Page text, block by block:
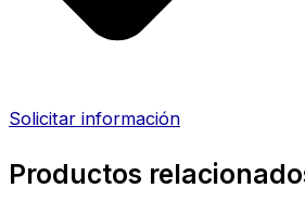
Solicitar información
Productos